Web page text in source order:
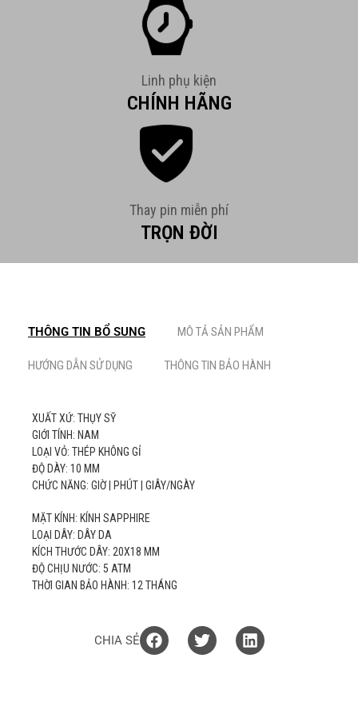
Linh phụ kiện
CHÍNH HÃNG
Thay pin miễn phí
TRỌN ĐỜI
THÔNG TIN BỔ SUNG MÔ TẢ SẢN PHẨM
HƯỚNG DẪN SỬ DỤNG THÔNG TIN BẢO HÀNH
XUẤT XỨ: THỤY SỸ
GIỚI TÍNH: NAM
LOẠI VỎ: THÉP KHÔNG GỈ
ĐỘ DÀY: 10 MM
CHỨC NĂNG: GIỜ | PHÚT | GIÂY/NGÀY
MẶT KÍNH: KÍNH SAPPHIRE
LOẠI DÂY: DÂY DA
KÍCH THƯỚC DÂY: 20X18 MM
ĐỘ CHỊU NƯỚC: 5 ATM
THỜI GIAN BẢO HÀNH: 12 THÁNG
CHIA SẺ